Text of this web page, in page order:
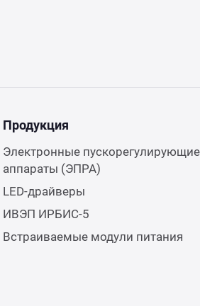
Продукция
Электронные пускорегулирующие
аппараты (ЭПРА)
LED-драйверы
ИВЭП ИРБИС-5
Встраиваемые модули питания